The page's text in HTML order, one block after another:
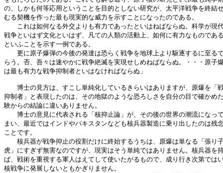
の、しかも何等応用ということを目的としない研究が、太平洋戦争を終結
むる契機を作った最も現実的な威力を示すことになったのである。
これは如何なる外交よりも有力であったといはねばならぬ。科学が現
戦争といはず文化といはず、凡ての人類の活動上、如何に有力なものであ
といふことを示す一例である。
更に原子爆弾の今後の発達は恐らく戦争を地球上より駆逐するに至る
らう。否、吾々は速やかに戦争絶滅を実現せしめねばならぬ。・・・原子
は最も有力な戦争抑制者といはなければならぬ」
博士の見方は、すこし単純化しているきらいはありますが、原爆を「
抑制者」と表現したのは、その地獄のような恐ろしさを自分の目で確かめ
験からの結論に違いありません。
博士の意見に代表される「核抑止論」が、その後の世界の潮流になっ
まい、最近ではインドやパキスタンなども核兵器製造に乗り出したのは残
ことです。
核兵器が戦争抑止の役割だけに終始するうちは、原爆は単なる「張り
虎」にすぎず無害なのですが、現実はそう単純ではありません。核兵器を
ば、戦術を重視する軍人はえてして使いたがるもので、成り行き次第では
核戦争に発展しないともかぎりません。